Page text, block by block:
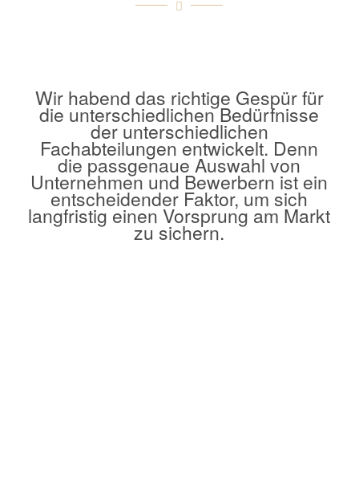
Wir habend das richtige Gespür für
die unterschiedlichen Bedürfnisse
der unterschiedlichen
Fachabteilungen entwickelt. Denn
die passgenaue Auswahl von
Unternehmen und Bewerbern ist ein
entscheidender Faktor, um sich
langfristig einen Vorsprung am Markt
zu sichern.